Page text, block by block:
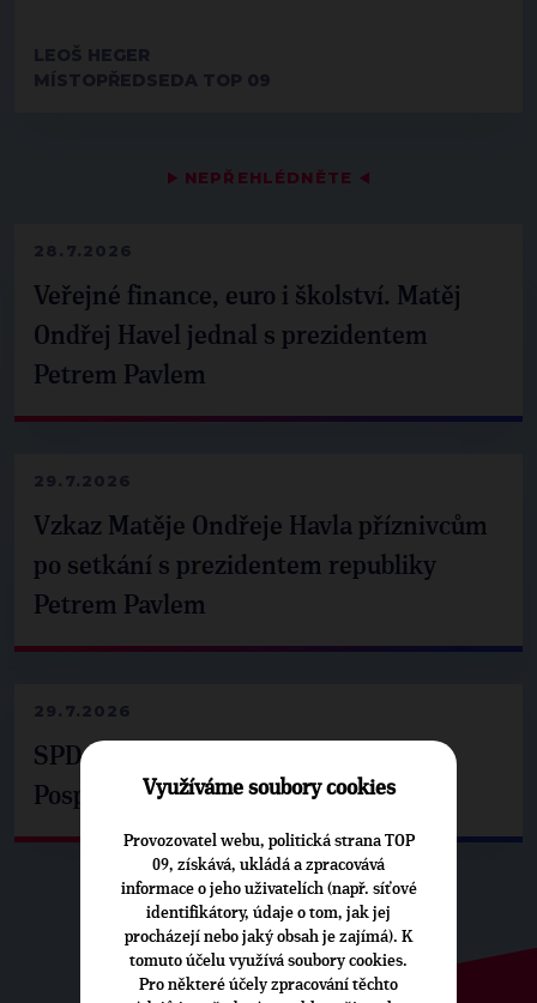
▶ NEPŘEHLÉDNĚTE ◀
28.7.2026
Veřejné finance, euro i školství. Matěj
Ondřej Havel jednal s prezidentem
Petrem Pavlem
29.7.2026
Vzkaz Matěje Ondřeje Havla příznivcům
po setkání s prezidentem republiky
Petrem Pavlem
29.7.2026
SPD už není ve zprávě o extremismu.
Pospíšil: Je tu pachuť
LEOŠ HEGER
MÍSTOPŘEDSEDA TOP 09
Využíváme soubory cookies
Provozovatel webu, politická strana TOP
09, získává, ukládá a zpracovává
informace o jeho uživatelích (např. síťové
identifikátory, údaje o tom, jak jej
procházejí nebo jaký obsah je zajímá). K
tomuto účelu využívá soubory cookies.
Pro některé účely zpracování těchto